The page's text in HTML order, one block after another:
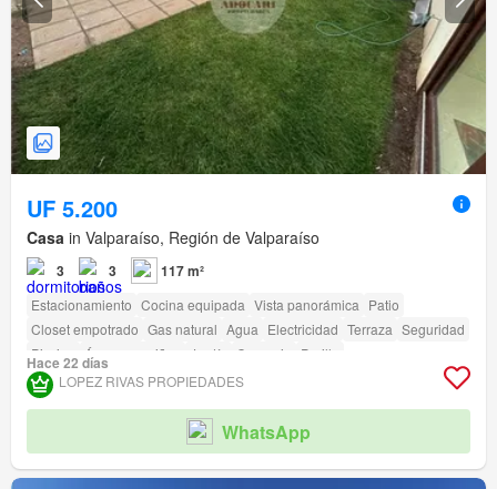
UF 5.200
Casa in Valparaíso, Región de Valparaíso
3 3 117 m²
Estacionamiento Cocina equipada Vista panorámica Patio
Closet empotrado Gas natural Agua Electricidad Terraza Seguridad
Piscina
Área para niños Jardín Conserje Parilla
Hace 22 días
LOPEZ RIVAS PROPIEDADES
WhatsApp